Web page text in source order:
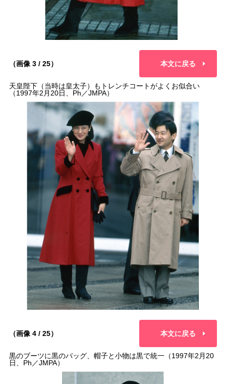
（画像 3 / 25） 本文に戻る
天皇陛下（当時は皇太子）もトレンチコートがよくお似合い
（1997年2月20日、Ph／JMPA）
（画像 4 / 25） 本文に戻る
黒のブーツに黒のバッグ、帽子と小物は黒で統一（1997年2月20
日、Ph／JMPA）